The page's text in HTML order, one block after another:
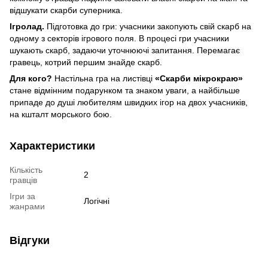
відшукати скарби суперника.
Ігролад. Підготовка до гри: учасники закопують свій скарб на
одному з секторів ігрового поля. В процесі гри учасники
шукають скарб, задаючи уточнюючі запитання. Перемагає
гравець, котрий першим знайде скарб.
Для кого? Настільна гра на листівці «Скарби мікрокраю»
стане відмінним подарунком та знаком уваги, а найбільше
припаде до душі любителям швидких ігор на двох учасників,
на кшталт морського бою.
Характеристики
Кількість
гравців
2
Ігри за
жанрами
Логічні
Відгуки